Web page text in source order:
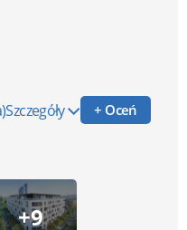
Szczegóły + Oceń
+9